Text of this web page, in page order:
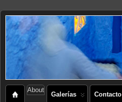
About
Galerías Contacto